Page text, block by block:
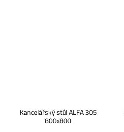
Kancelářský stůl ALFA 305
800x800